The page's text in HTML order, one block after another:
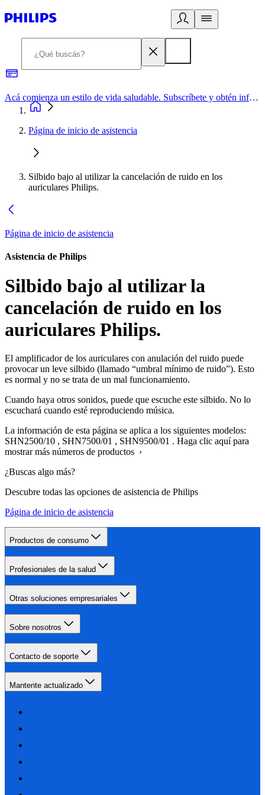
Acá comienza un estilo de vida saludable. Subscríbete y obtén información de primera mano
Página de inicio de asistencia
Silbido bajo al utilizar la cancelación de ruido en los
auriculares Philips.
Página de inicio de asistencia
Asistencia de Philips
Silbido bajo al utilizar la
cancelación de ruido en los
auriculares Philips.
El amplificador de los auriculares con anulación del ruido puede
provocar un leve silbido (llamado “umbral mínimo de ruido”). Esto
es normal y no se trata de un mal funcionamiento.
Cuando haya otros sonidos, puede que escuche este silbido. No lo
escuchará cuando esté reproduciendo música.
La información de esta página se aplica a los siguientes modelos:
SHN2500/10 , SHN7500/01 , SHN9500/01 . Haga clic aquí para
mostrar más números de productos ›
¿Buscas algo más?
Descubre todas las opciones de asistencia de Philips
Página de inicio de asistencia
Productos de consumo
Profesionales de la salud
Otras soluciones empresariales
Sobre nosotros
Contacto de soporte
Mantente actualizado